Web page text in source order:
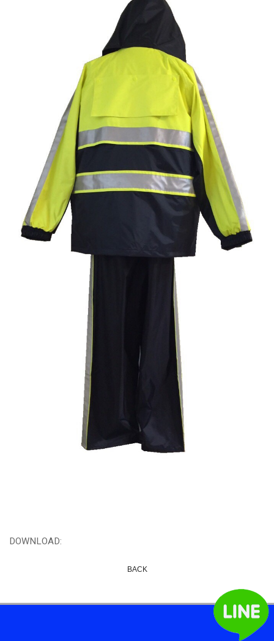
DOWNLOAD:
BACK